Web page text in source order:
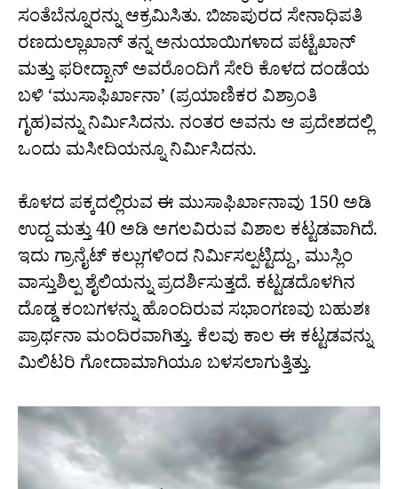
ಸಂತೆಬೆನ್ನೂರನ್ನು ಆಕ್ರಮಿಸಿತು. ಬಿಜಾಪುರದ ಸೇನಾಧಿಪತಿ
ರಣದುಲ್ಲಾಖಾನ್ ತನ್ನ ಅನುಯಾಯಿಗಳಾದ ಪಟ್ಟೆಖಾನ್
ಮತ್ತು ಫರೀದ್ಖಾನ್ ಅವರೊಂದಿಗೆ ಸೇರಿ ಕೊಳದ ದಂಡೆಯ
ಬಳಿ ‘ಮುಸಾಫಿರ್ಖಾನಾ’ (ಪ್ರಯಾಣಿಕರ ವಿಶ್ರಾಂತಿ
ಗೃಹ)ವನ್ನು ನಿರ್ಮಿಸಿದನು. ನಂತರ ಅವನು ಆ ಪ್ರದೇಶದಲ್ಲಿ
ಒಂದು ಮಸೀದಿಯನ್ನೂ ನಿರ್ಮಿಸಿದನು.
ಕೊಳದ ಪಕ್ಕದಲ್ಲಿರುವ ಈ ಮುಸಾಫಿರ್ಖಾನಾವು 150 ಅಡಿ
ಉದ್ದ ಮತ್ತು 40 ಅಡಿ ಅಗಲವಿರುವ ವಿಶಾಲ ಕಟ್ಟಡವಾಗಿದೆ.
ಇದು ಗ್ರಾನೈಟ್ ಕಲ್ಲುಗಳಿಂದ ನಿರ್ಮಿಸಲ್ಪಟ್ಟಿದ್ದು, ಮುಸ್ಲಿಂ
ವಾಸ್ತುಶಿಲ್ಪ ಶೈಲಿಯನ್ನು ಪ್ರದರ್ಶಿಸುತ್ತದೆ. ಕಟ್ಟಡದೊಳಗಿನ
ದೊಡ್ಡ ಕಂಬಗಳನ್ನು ಹೊಂದಿರುವ ಸಭಾಂಗಣವು ಬಹುಶಃ
ಪ್ರಾರ್ಥನಾ ಮಂದಿರವಾಗಿತ್ತು. ಕೆಲವು ಕಾಲ ಈ ಕಟ್ಟಡವನ್ನು
ಮಿಲಿಟರಿ ಗೋದಾಮಾಗಿಯೂ ಬಳಸಲಾಗುತ್ತಿತ್ತು.